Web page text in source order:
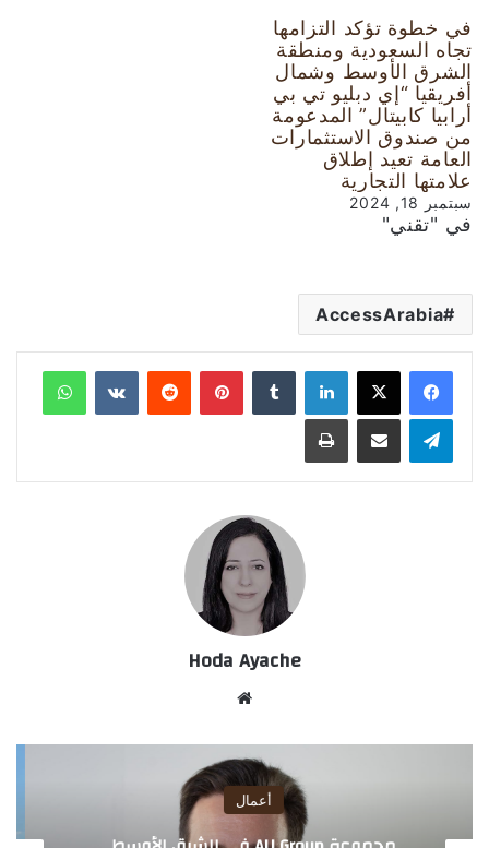
في خطوة تؤكد التزامها
تجاه السعودية ومنطقة
الشرق الأوسط وشمال
أفريقيا “إي دبليو تي بي
أرابيا كابيتال” المدعومة
من صندوق الاستثمارات
العامة تعيد إطلاق
علامتها التجارية
سبتمبر 18, 2024
في "تقني"
AccessArabia
لينكدإن بينتيريست
Hoda Ayache
الوي
ب
أعمال